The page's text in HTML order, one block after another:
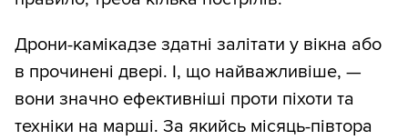
Дрони-камікадзе здатні залітати у вікна або
в прочинені двері. І, що найважливіше, —
вони значно ефективніші проти піхоти та
техніки на марші. За якийсь місяць-півтора